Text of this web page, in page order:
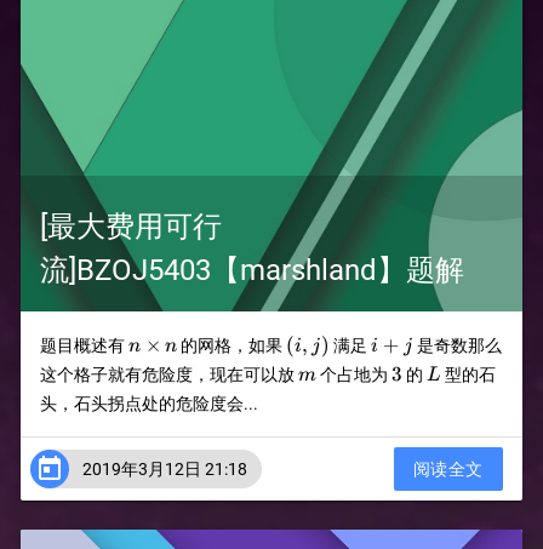
[最大费用可行
流]BZOJ5403【marshland】题解
题目概述有n\times
n
n × n 的网格，如果 (i,j)
(i, j) 满足i+j
i + j 是奇数那么
这个格子就有危险度，现在可以放m
m个占地为 3
3 的 L
L 型的石
头，石头拐点处的危险度会...
 2019年3月12日 21:18 阅读全文